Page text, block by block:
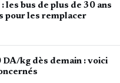
les bus de plus de 30 ans
pour les remplacer
kg dès demain : voici